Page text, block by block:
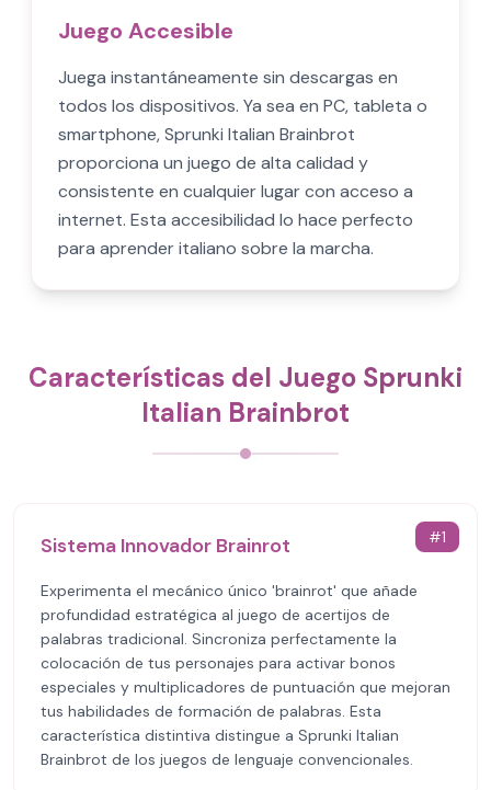
Juego Accesible
Juega instantáneamente sin descargas en
todos los dispositivos. Ya sea en PC, tableta o
smartphone, Sprunki Italian Brainbrot
proporciona un juego de alta calidad y
consistente en cualquier lugar con acceso a
internet. Esta accesibilidad lo hace perfecto
para aprender italiano sobre la marcha.
Características del Juego Sprunki
Italian Brainbrot
#1
Sistema Innovador Brainrot
Experimenta el mecánico único 'brainrot' que añade
profundidad estratégica al juego de acertijos de
palabras tradicional. Sincroniza perfectamente la
colocación de tus personajes para activar bonos
especiales y multiplicadores de puntuación que mejoran
tus habilidades de formación de palabras. Esta
característica distintiva distingue a Sprunki Italian
Brainbrot de los juegos de lenguaje convencionales.